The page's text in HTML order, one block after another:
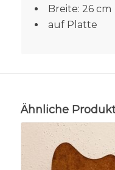
Breite: 26 cm
auf Platte
Ähnliche